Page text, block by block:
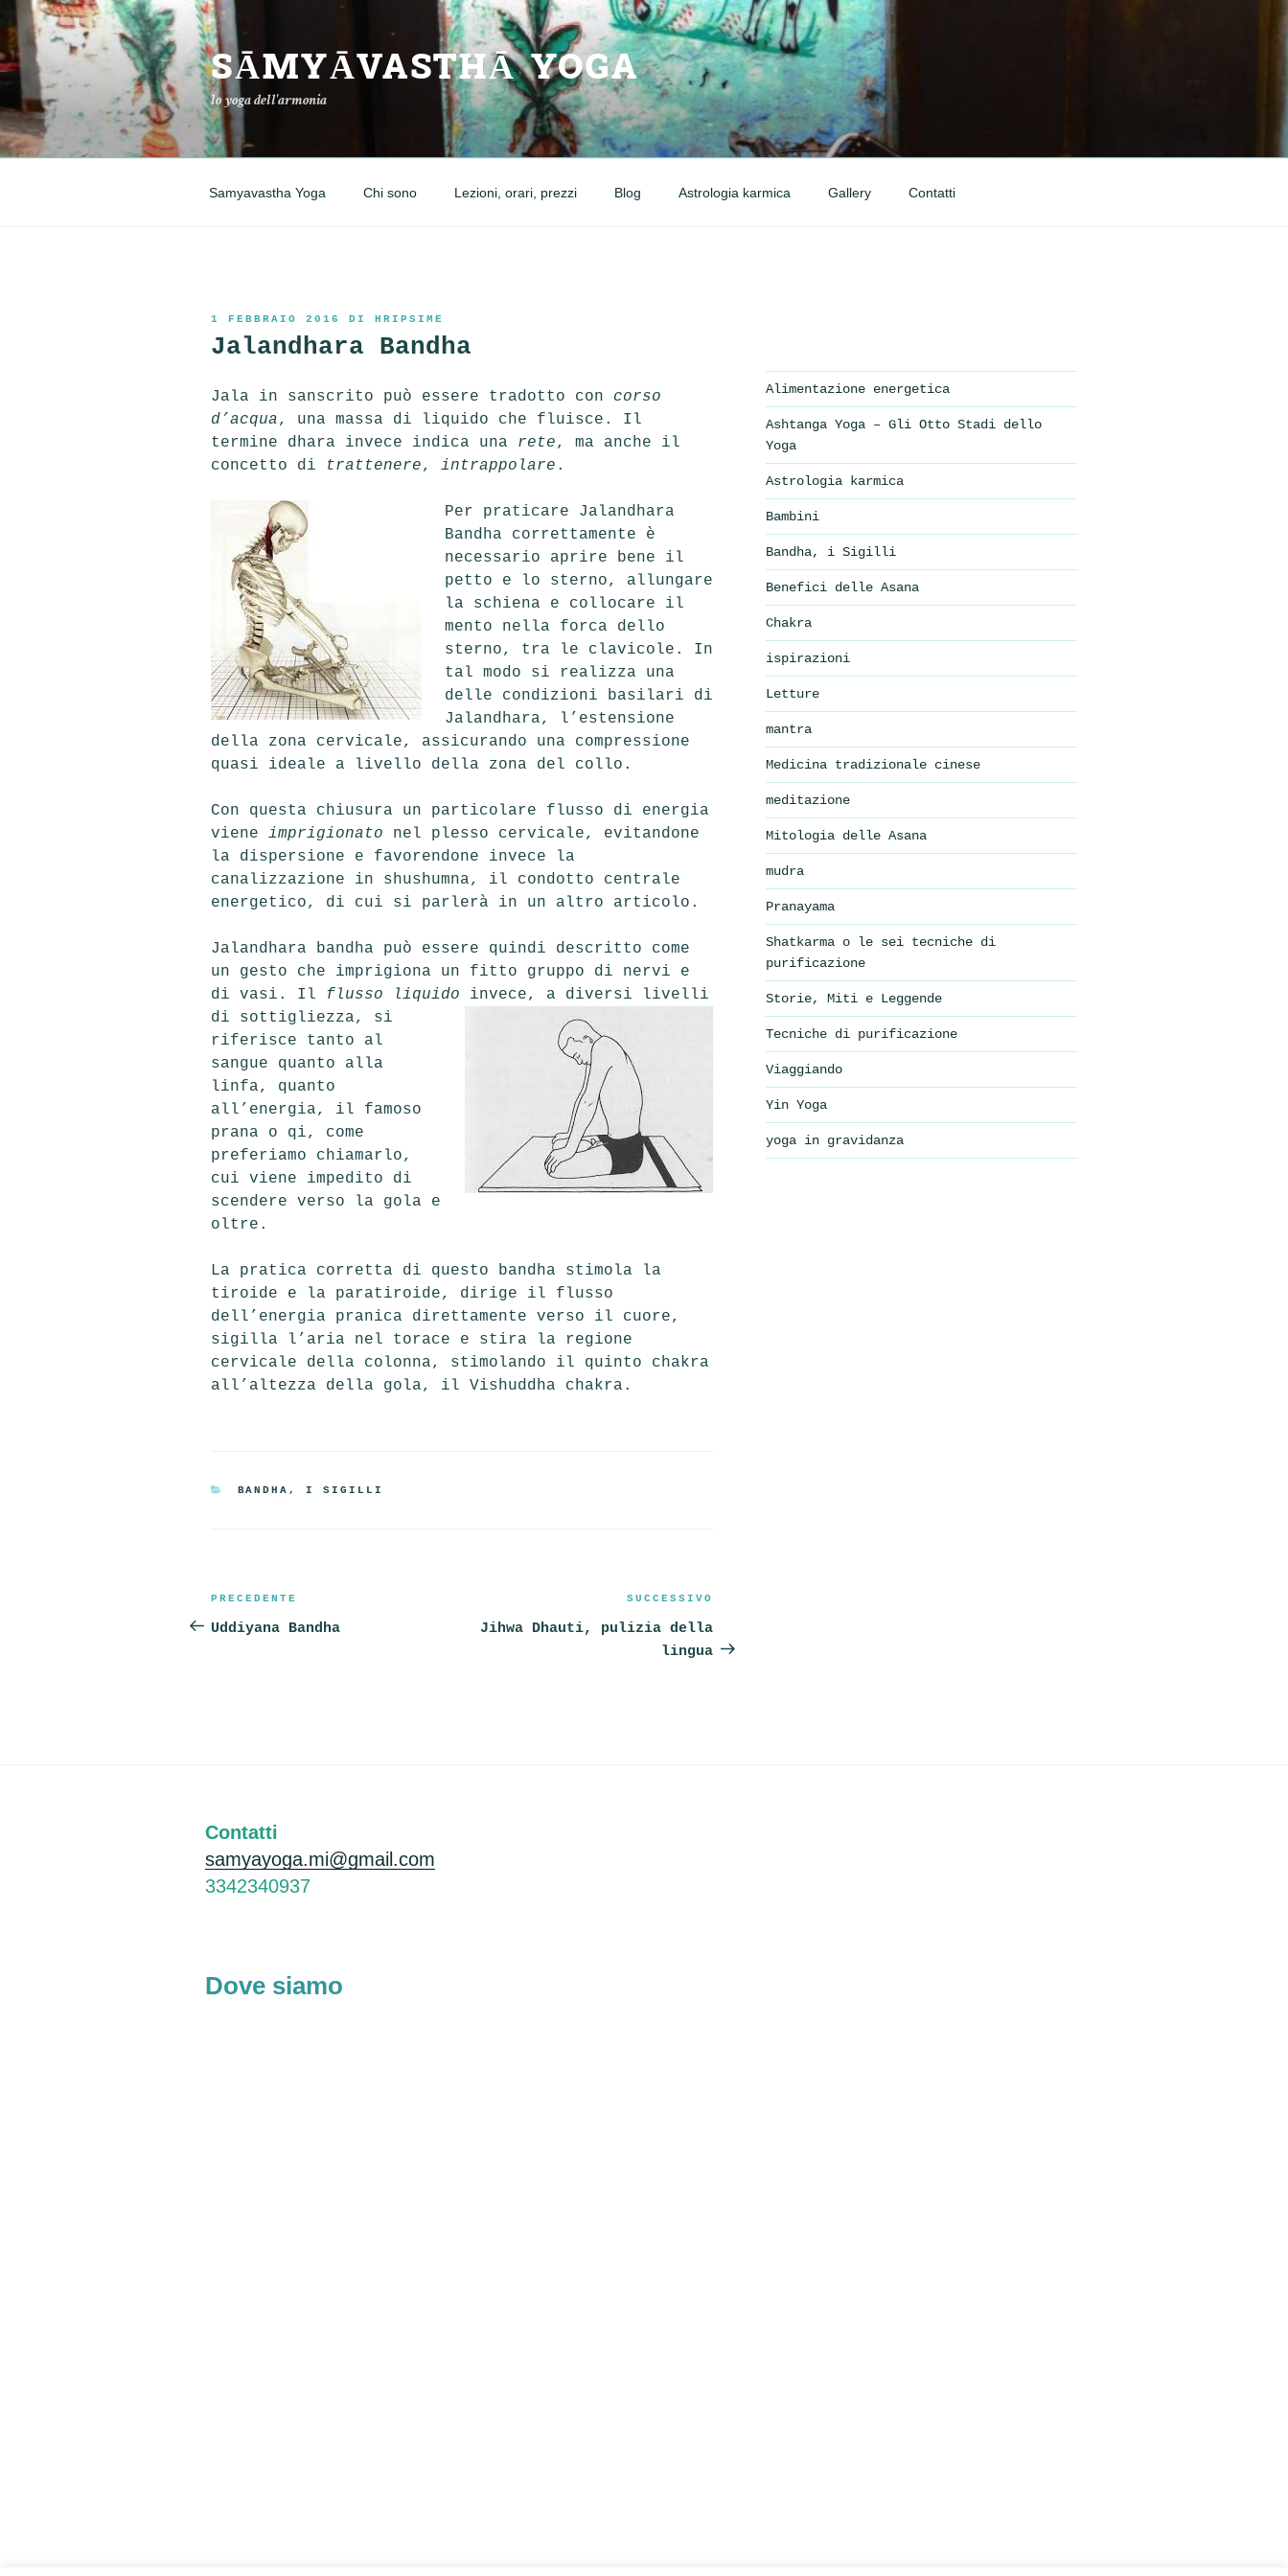
Salta
al
contenuto
SĀMYĀVASTHĀ YOGA
lo yoga dell'armonia
Samyavastha Yoga Chi sono Lezioni, orari, prezzi Blog Astrologia karmica Gallery Contatti
PUBBLICATO
1 FEBBRAIO 2016 DI HRIPSIME
Jalandhara Bandha
Jala in sanscrito può essere tradotto con corso
d’acqua, una massa di liquido che fluisce. Il
termine dhara invece indica una rete, ma anche il
concetto di
trattenere, intrappolare .
Per praticare Jalandhara
Bandha correttamente è
necessario aprire bene il
petto e lo sterno, allungare
la schiena e collocare il
mento nella forca dello
sterno, tra le clavicole. In
tal modo si realizza una
delle condizioni basilari di
Jalandhara, l’estensione
della zona cervicale, assicurando una compressione
quasi ideale a livello della zona del collo.
Con questa chiusura un particolare flusso di energia
viene imprigionato nel plesso cervicale, evitandone
la dispersione e favorendone invece la
canalizzazione in shushumna, il condotto centrale
energetico, di cui si parlerà in un altro articolo.
Jalandhara bandha può essere quindi descritto come
un gesto che imprigiona un fitto gruppo di nervi e
di vasi. Il flusso liquido invece, a diversi livelli
di sottigliezza, si
riferisce tanto al
sangue quanto alla
linfa, quanto
all’energia, il famoso
prana o qi, come
preferiamo chiamarlo,
cui viene impedito di
scendere verso la gola e
oltre.
La pratica corretta di questo bandha stimola la
tiroide e la paratiroide, dirige il flusso
dell’energia pranica direttamente verso il cuore,
sigilla l’aria nel torace e stira la regione
cervicale della colonna, stimolando il quinto chakra
all’altezza della gola, il Vishuddha chakra.
CATEGORIE
BANDHA, I SIGILLI
Navigazione
articoli
Articolo
precedente:
PRECEDENTE
Uddiyana Bandha
SUCCESSIVO
Jihwa Dhauti, pulizia della
lingua
Alimentazione energetica
Ashtanga Yoga – Gli Otto Stadi dello
Yoga
Astrologia karmica
Bambini
Bandha, i Sigilli
Benefici delle Asana
Chakra
ispirazioni
Letture
mantra
Medicina tradizionale cinese
meditazione
Mitologia delle Asana
mudra
Pranayama
Shatkarma o le sei tecniche di
purificazione
Storie, Miti e Leggende
Tecniche di purificazione
Viaggiando
Yin Yoga
yoga in gravidanza
Contatti
samyayoga.mi@gmail.com
3342340937
Dove siamo